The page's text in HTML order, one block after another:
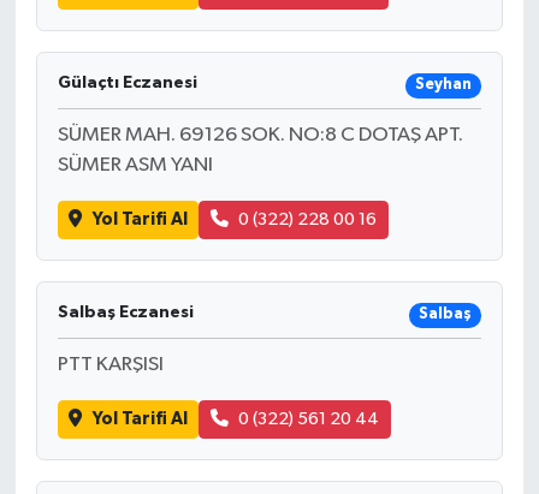
Gülaçtı Eczanesi Seyhan
SÜMER MAH. 69126 SOK. NO:8 C DOTAŞ APT.
SÜMER ASM YANI
Yol Tarifi Al 0 (322) 228 00 16
Salbaş Eczanesi Salbaş
PTT KARŞISI
Yol Tarifi Al 0 (322) 561 20 44